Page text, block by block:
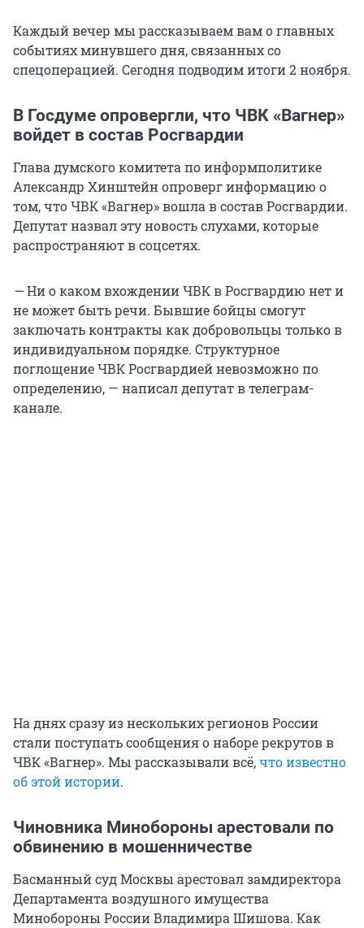
Каждый вечер мы рассказываем вам о главных
событиях минувшего дня, связанных со
спецоперацией. Сегодня подводим итоги 2 ноября.
В Госдуме опровергли, что ЧВК «Вагнер»
войдет в состав Росгвардии
Глава думского комитета по информполитике
Александр Хинштейн опроверг информацию о
том, что ЧВК «Вагнер» вошла в состав Росгвардии.
Депутат назвал эту новость слухами, которые
распространяют в соцсетях.
—Ни о каком вхождении ЧВК в Росгвардию нет и
не может быть речи. Бывшие бойцы смогут
заключать контракты как добровольцы только в
индивидуальном порядке. Структурное
поглощение ЧВК Росгвардией невозможно по
определению, — написал депутат в телеграм-
канале.
На днях сразу из нескольких регионов России
стали поступать сообщения о наборе рекрутов в
ЧВК «Вагнер». Мы рассказывали всё,что известно
об этой истории.
Чиновника Минобороны арестовали по
обвинению в мошенничестве
Басманный суд Москвы арестовал замдиректора
Департамента воздушного имущества
Минобороны России Владимира Шишова. Как